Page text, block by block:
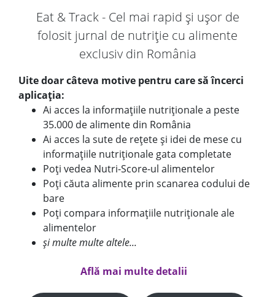
Eat & Track - Cel mai rapid și ușor de
folosit jurnal de nutriție cu alimente
exclusiv din România
Uite doar câteva motive pentru care să încerci
aplicația:
Ai acces la informațiile nutriționale a peste
35.000 de alimente din România
Ai acces la sute de rețete și idei de mese cu
informațiile nutriționale gata completate
Poți vedea Nutri-Score-ul alimentelor
Poți căuta alimente prin scanarea codului de
bare
Poți compara informațiile nutriționale ale
alimentelor
și multe multe altele...
Află mai multe detalii